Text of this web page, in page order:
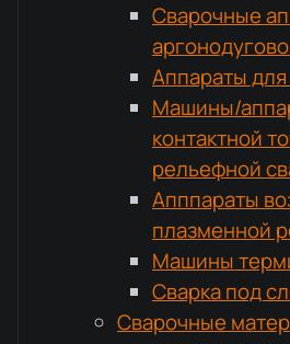
Сварочные
Аппараты
Машины/
контактной
рельефной
Апппараты
плазменной
Машины
Сварка под
Сварочные